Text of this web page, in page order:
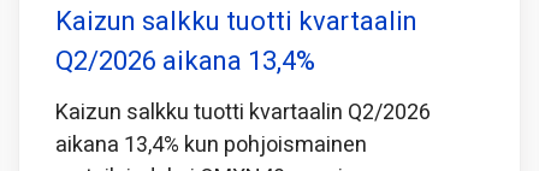
Kaizun salkku tuotti kvartaalin
Q2/2026 aikana 13,4%
Kaizun salkku tuotti kvartaalin Q2/2026
aikana 13,4% kun pohjoismainen